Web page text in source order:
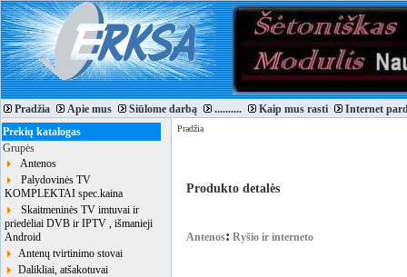
Pradžia Apie mus Siūlome darbą .......... Kaip mus rasti
Internet
Prekių katalogas
Grupės
Antenos
Palydovinės TV
KOMPLEKTAI spec.kaina
Skaitmeninės TV imtuvai ir
priedėliai DVB ir IPTV , išmanieji
Android
Antenų tvirtinimo stovai
Dalikliai, atšakotuvai
Pradžia
Produkto detalės
Antenos: Ryšio ir interneto